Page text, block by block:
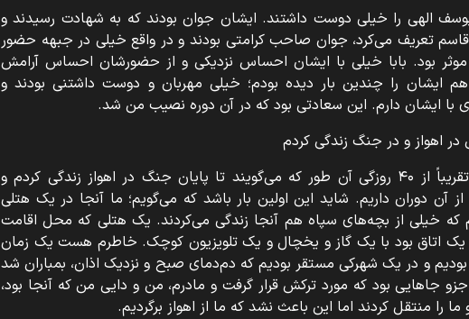
الهی را خیلی دوست داشتند. ایشان جوان بودند که به شهادت رسیدند و
تعریف می‌کرد، جوان صاحب کرامتی بودند و در واقع خیلی در جبهه حضور
بود. بابا خیلی با ایشان احساس نزدیکی و از حضورشان احساس آرامش
ایشان را چندین بار دیده بودم؛ خیلی مهربان و دوست داشتنی بودند و
ایشان دارم. این سعادتی بود که در آن دوره نصیب من شد.
وی گفت: من تقریباً از ۴۰ روزگی آن طور که می‌گویند تا پایان جنگ در اهواز زندگی کردم و
آن دوران داریم. شاید این اولین بار باشد که می‌گویم؛ ما آنجا در یک هتلی
که خیلی از بچه‌های سپاه هم آنجا زندگی می‌کردند. یک هتلی که محل اقامت
یک اتاق بود با یک گاز و یخچال و یک تلویزیون کوچک. خاطرم هست یک زمان
و در یک شهرکی مستقر بودیم که دم‌دمای صبح و نزدیک اذان، بمباران شد
جاهایی بود که مورد ترکش قرار گرفت و مادرم، من و دایی من که آنجا بود،
را منتقل کردند اما این باعث نشد که ما از اهواز برگردیم.